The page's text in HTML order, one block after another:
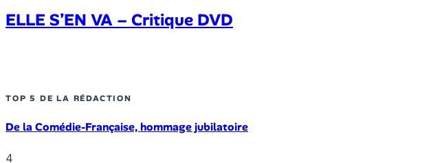
ELLE S’EN VA – Critique DVD
TOP 5 DE LA RÉDACTION
De la Comédie-Française, hommage jubilatoire
4